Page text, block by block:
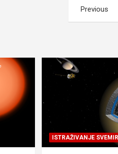
Previous
ISTRAŽIVANJE